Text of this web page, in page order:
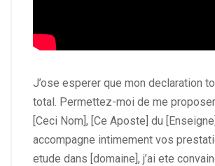
J’ose esperer que mon declaration
total. Permettez-moi de me
[Ceci Nom], [Ce Aposte] du
accompagne intimement vos
etude dans [domaine], j’ai ete